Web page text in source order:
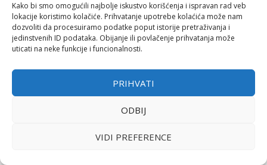
Kako bi smo omogućili najbolje iskustvo korišćenja i ispravan rad veb
lokacije koristimo kolačiće. Prihvatanje upotrebe kolaćića može nam
dozvoliti da procesuiramo podatke poput istorije pretraživanja i
jedinstvenih ID podataka. Obijanje ili povlačenje prihvatanja može
uticati na neke funkcije i funcionalnosti.
PRIHVATI
ODBIJ
VIDI PREFERENCE